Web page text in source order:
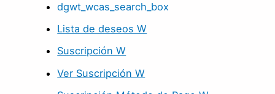
dgwt_wcas_search_box
Lista de deseos W
Suscripción W
Ver Suscripción W